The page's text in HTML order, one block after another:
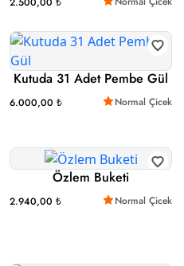
Kutuda 31 Adet Pembe Gül
6.000,00 ₺ Normal Çicek
Özlem Buketi
2.940,00 ₺ Normal Çicek